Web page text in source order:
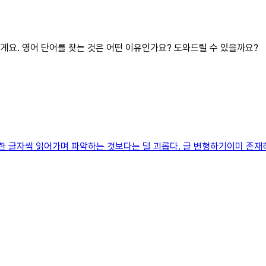
요. 영어 단어를 찾는 것은 어떤 이유인가요? 도와드릴 수 있을까요?
자씩 읽어가며 파악하는 것보다는 덜 괴롭다. 글 변형하기이미 존